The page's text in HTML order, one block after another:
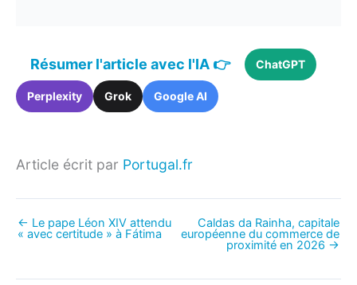
Résumer l'article avec l'IA 👉 ChatGPT
Perplexity Grok Google AI
Article écrit par Portugal.fr
← Le pape Léon XIV attendu
« avec certitude » à Fátima
Caldas da Rainha, capitale
européenne du commerce de
proximité en 2026 →